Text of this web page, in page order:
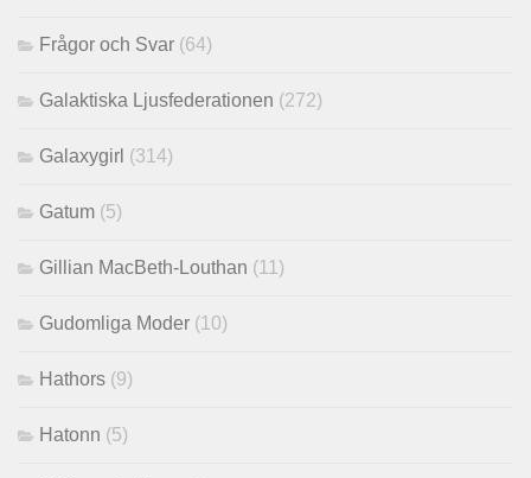
Frågor och Svar (64)
Galaktiska Ljusfederationen (272)
Galaxygirl (314)
Gatum (5)
Gillian MacBeth-Louthan (11)
Gudomliga Moder (10)
Hathors (9)
Hatonn (5)